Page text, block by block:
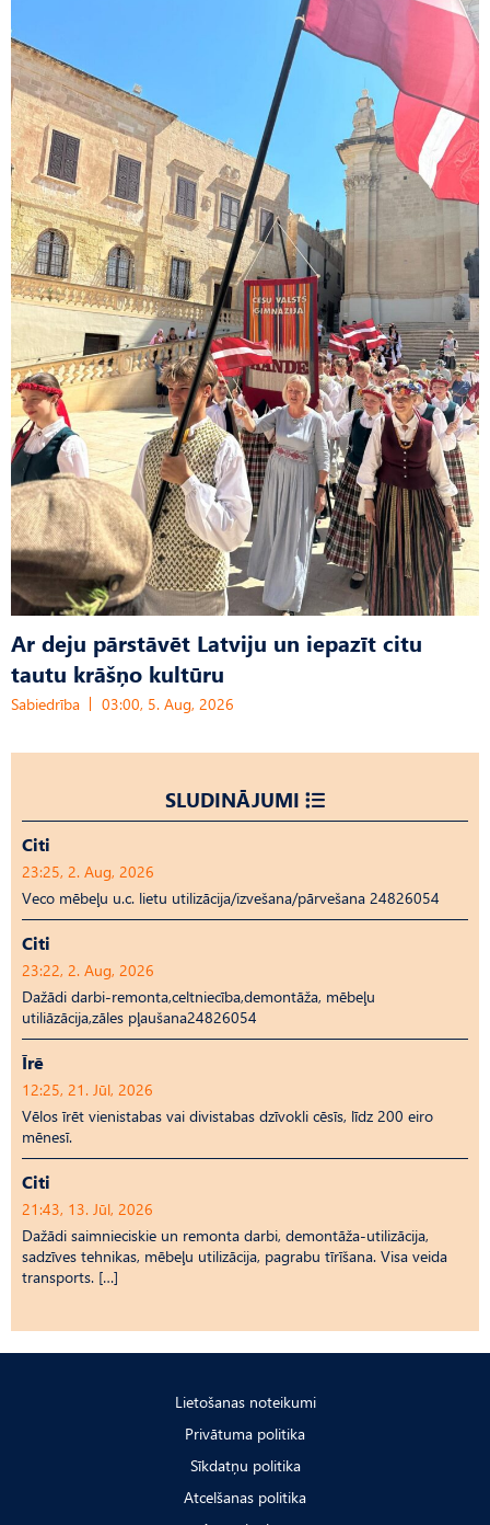
Ar deju pārstāvēt Latviju un iepazīt citu
tautu krāšņo kultūru
Sabiedrība 03:00, 5. Aug, 2026
SLUDINĀJUMI
Citi
23:25, 2. Aug, 2026
Veco mēbeļu u.c. lietu utilizācija/izvešana/pārvešana 24826054
Citi
23:22, 2. Aug, 2026
Dažādi darbi-remonta,celtniecība,demontāža, mēbeļu
utiliāzācija,zāles pļaušana24826054
Īrē
12:25, 21. Jūl, 2026
Vēlos īrēt vienistabas vai divistabas dzīvokli cēsīs, līdz 200 eiro
mēnesī.
Citi
21:43, 13. Jūl, 2026
Dažādi saimnieciskie un remonta darbi, demontāža-utilizācija,
sadzīves tehnikas, mēbeļu utilizācija, pagrabu tīrīšana. Visa veida
transports. […]
Lietošanas noteikumi
Privātuma politika
Sīkdatņu politika
Atcelšanas politika